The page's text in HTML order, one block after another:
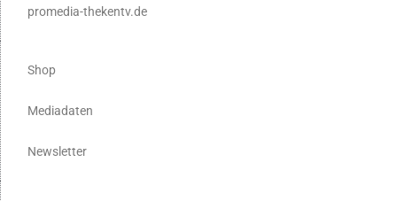
promedia-thekentv.de
Shop
Mediadaten
Newsletter